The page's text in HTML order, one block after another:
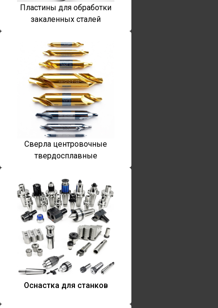
Пластины для обработки
закаленных сталей
Сверла центровочные
твердосплавные
Оснастка для станков